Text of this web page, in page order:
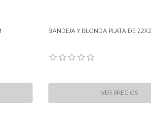
BANDEJA Y BLONDA PLATA DE